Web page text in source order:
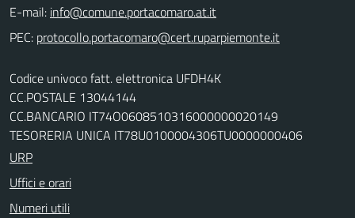
E-mail:
PEC:
Codice univoco fatt. elettronica UFDH4K
CC.POSTALE 13044144
CC.BANCARIO IT74O0608510316000000020149
TESORERIA UNICA IT78U0100004306TU0000000406
URP
Uffici e orari
Numeri utili